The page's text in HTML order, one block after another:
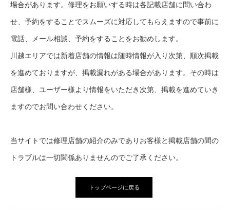
場合があります。修理をお願いする時は各記載店舗に問い合わ
せ、予約をすることでスムーズに対応してもらえますので事前に
電話、メール相談、予約をすることをお勧めします。
川越エリアでは新着店舗の情報は随時情報が入り次第、順次掲載
を進めておりますが、掲載漏れがある場合があります。その時は
店舗様、ユーザー様より情報をいただき次第、掲載を進めていき
ますのでお問い合わせください。
当サイトでは修理店舗の紹介のみでありお客様と掲載店舗の間の
トラブルは一切関係ありませんのでご了承ください。
トップページに戻る